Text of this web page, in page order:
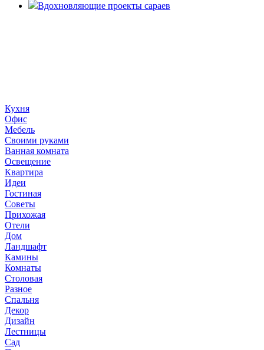
Вдохновляющие проекты сараев
Кухня
Офис
Мебель
Своими руками
Ванная комната
Освещение
Квартира
Идеи
Гостиная
Советы
Прихожая
Отели
Дом
Ландшафт
Камины
Комнаты
Столовая
Разное
Спальня
Декор
Дизайн
Лестницы
Сад